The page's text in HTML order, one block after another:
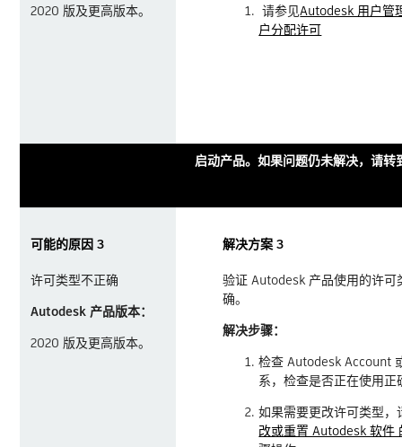
2020 版及更高版本。
请参见Autodesk 用户管
户分配许可
启动产品。如果问题仍未解决，请转
可能的原因 3
许可类型不正确
Autodesk 产品版本：
2020 版及更高版本。
解决方案 3
验证 Autodesk 产品使用的许可
确。
解决步骤：
检查 Autodesk Account
系，检查是否正在使用正
如果需要更改许可类型，
改或重置 Autodesk 软件